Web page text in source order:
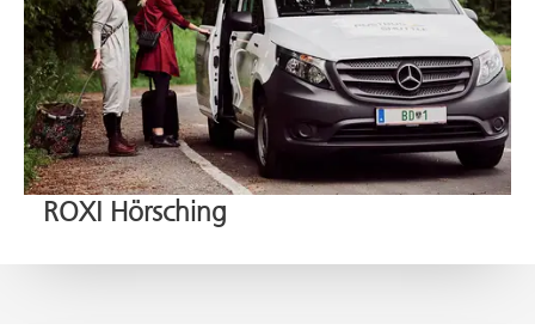
ROXI Hörsching